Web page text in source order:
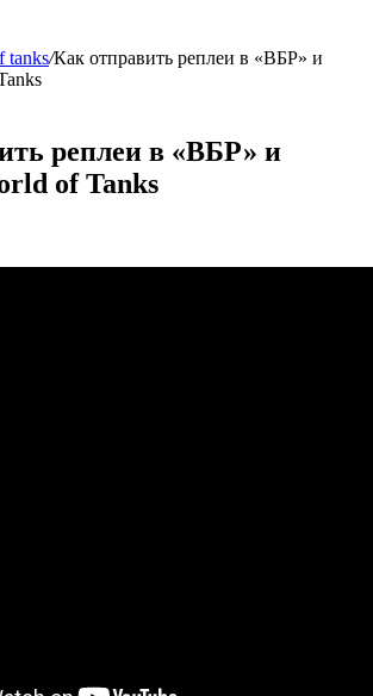
tanks/Как отправить реплеи в «ВБР» и
реплеи в «ВБР» и
of Tanks